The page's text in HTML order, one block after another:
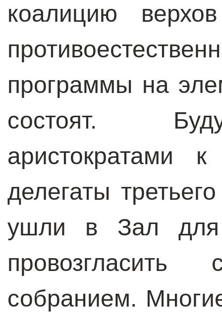
коалицию
программы на
состоят.
аристократами
делегаты
ушли в Зал
собранием.